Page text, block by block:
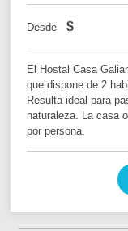
Desde $
El Hostal Casa
que dispone de 2
Resulta ideal para
naturaleza. La casa
por persona.